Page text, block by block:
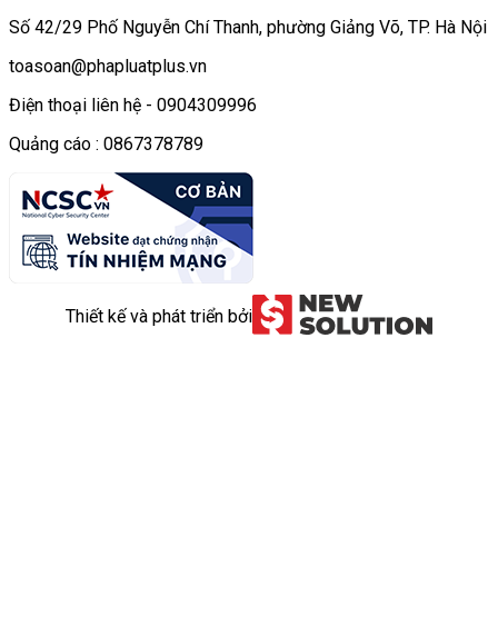
Số 42/29 Phố Nguyễn Chí Thanh, phường Giảng Võ, TP. Hà Nội
toasoan@phapluatplus.vn
Điện thoại liên hệ - 0904309996
Quảng cáo : 0867378789
Thiết kế và phát triển bởi